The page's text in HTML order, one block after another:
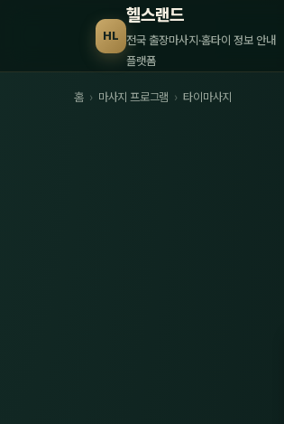
HL
헬스랜드
전국 출장마사지·홈타이 정보 안내
플랫폼
홈 › 마사지 프로그램 › 타이마사지